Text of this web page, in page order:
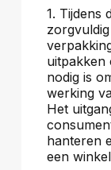
1. Tijdens
uitpakken
nodig is
werking
Het
hanteren
een